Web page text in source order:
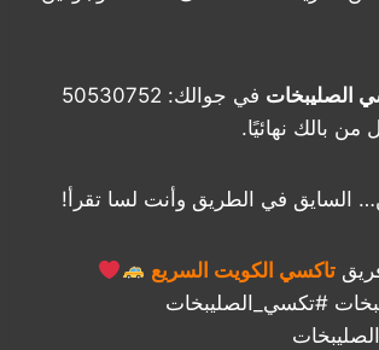
الصليبخات
في جوالك: 50530752
من بالك نهائيًا.
السايق في الطريق وأنت لسا تقرأ!
تاكسي الكويت السريع
#تكسي_الصليبخات